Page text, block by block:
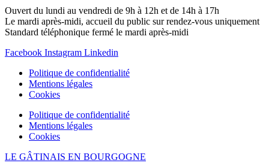
Ouvert du lundi au vendredi de 9h à 12h et de 14h à 17h
Le mardi après-midi, accueil du public sur rendez-vous uniquement
Standard téléphonique fermé le mardi après-midi
Facebook Instagram Linkedin
Politique de confidentialité
Mentions légales
Cookies
Politique de confidentialité
Mentions légales
Cookies
LE GÂTINAIS EN BOURGOGNE